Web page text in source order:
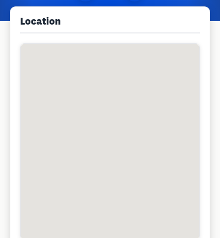
Location